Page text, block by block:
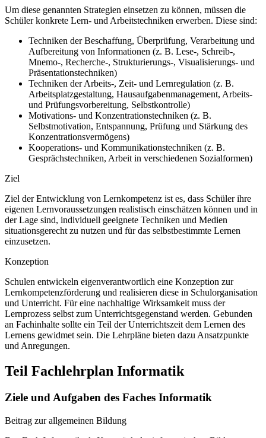
Um diese genannten Strategien einsetzen zu können, müssen die
Schüler konkrete Lern- und Arbeitstechniken erwerben. Diese sind:
Techniken der Beschaffung, Überprüfung, Verarbeitung und
Aufbereitung von Informationen (z. B. Lese-, Schreib-,
Mnemo-, Recherche-, Strukturierungs-, Visualisierungs- und
Präsentationstechniken)
Techniken der Arbeits-, Zeit- und Lernregulation (z. B.
Arbeitsplatzgestaltung, Hausaufgabenmanagement, Arbeits-
und Prüfungsvorbereitung, Selbstkontrolle)
Motivations- und Konzentrationstechniken (z. B.
Selbstmotivation, Entspannung, Prüfung und Stärkung des
Konzentrationsvermögens)
Kooperations- und Kommunikationstechniken (z. B.
Gesprächstechniken, Arbeit in verschiedenen Sozialformen)
Ziel
Ziel der Entwicklung von Lernkompetenz ist es, dass Schüler ihre
eigenen Lernvoraussetzungen realistisch einschätzen können und in
der Lage sind, individuell geeignete Techniken und Medien
situationsgerecht zu nutzen und für das selbstbestimmte Lernen
einzusetzen.
Konzeption
Schulen entwickeln eigenverantwortlich eine Konzeption zur
Lernkompetenzförderung und realisieren diese in Schulorganisation
und Unterricht. Für eine nachhaltige Wirksamkeit muss der
Lernprozess selbst zum Unterrichtsgegenstand werden. Gebunden
an Fachinhalte sollte ein Teil der Unterrichtszeit dem Lernen des
Lernens gewidmet sein. Die Lehrpläne bieten dazu Ansatzpunkte
und Anregungen.
Teil Fachlehrplan Informatik
Ziele und Aufgaben des Faches Informatik
Beitrag zur allgemeinen Bildung